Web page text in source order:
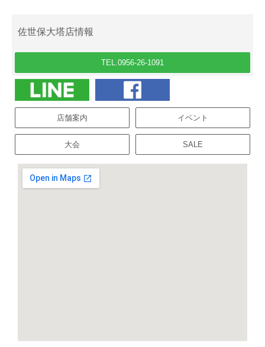
佐世保大塔店情報
TEL.0956-26-1091
店舗案内 イベント
大会 SALE